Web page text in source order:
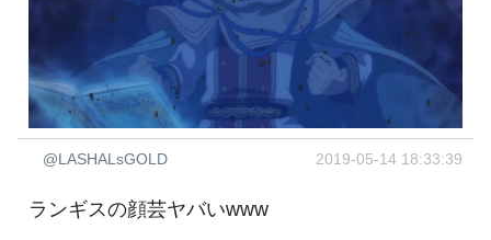
@LASHALsGOLD 2019-05-14 18:33:39
ランギスの顔芸ヤバいwww